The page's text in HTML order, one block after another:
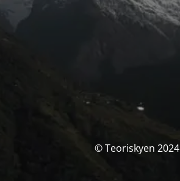
© Teoriskyen 2024